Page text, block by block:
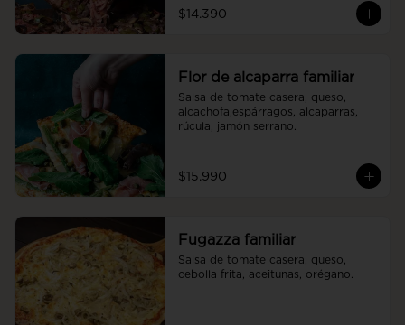
$14.390
Flor de alcaparra familiar
Salsa de tomate casera, queso,
alcachofa,espárragos, alcaparras,
rúcula, jamón serrano.
$15.990
Fugazza familiar
Salsa de tomate casera, queso,
cebolla frita, aceitunas, orégano.